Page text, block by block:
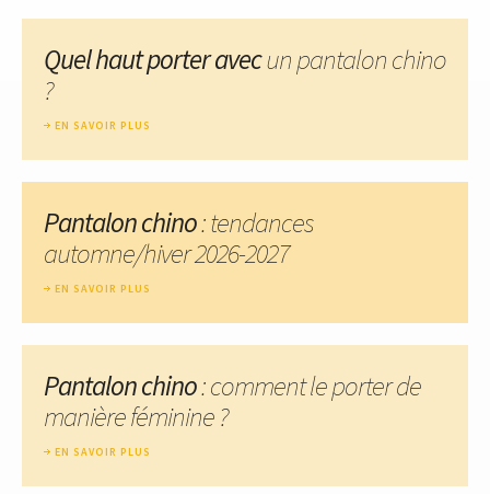
Quel haut porter avecun pantalon chino
?
EN SAVOIR PLUS
Pantalon chino: tendances
automne/hiver 2026-2027
EN SAVOIR PLUS
Pantalon chino: comment le porter de
manière féminine ?
EN SAVOIR PLUS